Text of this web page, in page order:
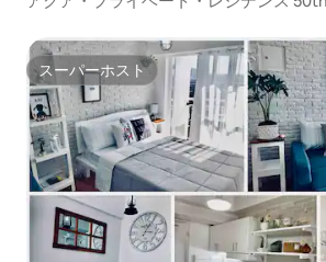
スーパーホスト
スーパーホスト